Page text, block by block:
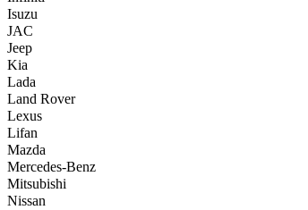
Isuzu
JAC
Jeep
Kia
Lada
Land Rover
Lexus
Lifan
Mazda
Mercedes-Benz
Mitsubishi
Nissan